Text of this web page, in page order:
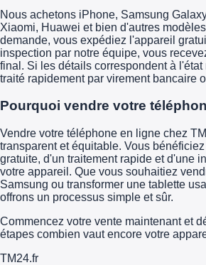
Nous achetons iPhone, Samsung
Xiaomi, Huawei et bien d'autres
demande, vous expédiez l'appareil
inspection par notre équipe, vous
final. Si les détails correspondent à
traité rapidement par virement bancaire
Pourquoi vendre votre
Vendre votre téléphone en ligne chez
transparent et équitable. Vous
gratuite, d'un traitement rapide et d'une
votre appareil. Que vous souhaitiez
Samsung ou transformer une tablette
offrons un processus simple et sûr.
Commencez votre vente maintenant et
étapes combien vaut encore votre
TM24.fr